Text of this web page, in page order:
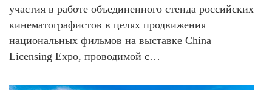
участия в работе объединенного стенда российских
кинематографистов в целях продвижения
национальных фильмов на выставке China
Licensing Expo, проводимой с…